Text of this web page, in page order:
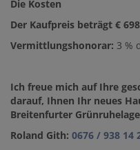
Die Kosten
Der Kaufpreis beträgt €
Vermittlungshonorar: 3 %
Ich freue mich auf Ihre
darauf, Ihnen Ihr neues
Breitenfurter
Roland Gith: 0676 / 938 14